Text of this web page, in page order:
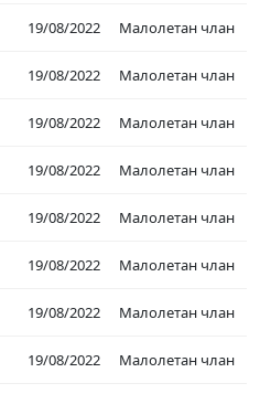
19/08/2022 Малолетан члан
19/08/2022 Малолетан члан
19/08/2022 Малолетан члан
19/08/2022 Малолетан члан
19/08/2022 Малолетан члан
19/08/2022 Малолетан члан
19/08/2022 Малолетан члан
19/08/2022 Малолетан члан